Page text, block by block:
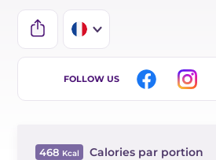
IT
ES
FOLLOW US
468 Calories par portion